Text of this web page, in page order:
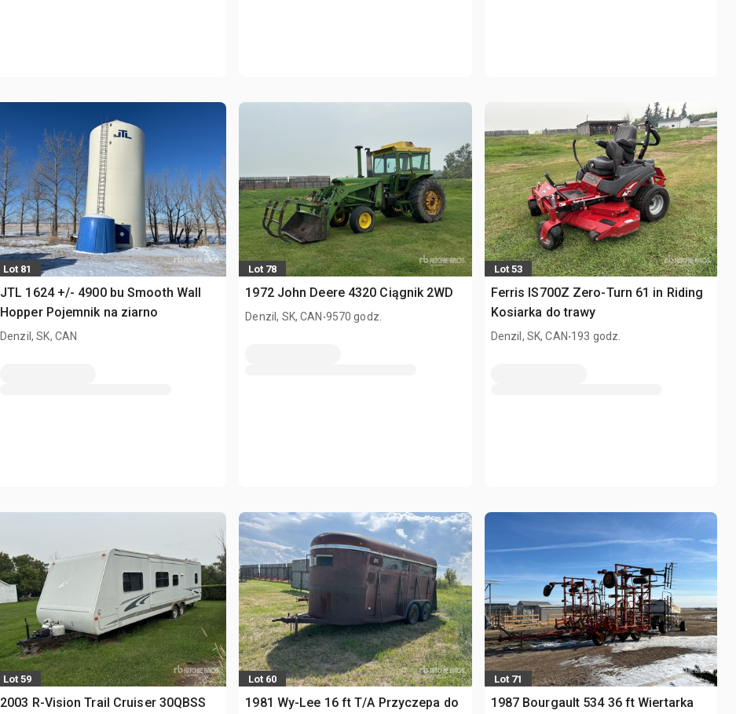
Lot 81
JTL 1624 +/- 4900 bu Smooth Wall
Hopper Pojemnik na ziarno
Denzil, SK, CAN
Lot 78
1972 John Deere 4320 Ciągnik 2WD
Denzil, SK, CAN .9570 godz.
Lot 53
Ferris IS700Z Zero-Turn 61 in Riding
Kosiarka do trawy
Denzil, SK, CAN.193 godz.
Lot 59
2003 R-Vision Trail Cruiser 30QBSS
Lot 60
1981 Wy-Lee 16 ft T/A Przyczepa do
Lot 71
1987 Bourgault 534 36 ft Wiertarka